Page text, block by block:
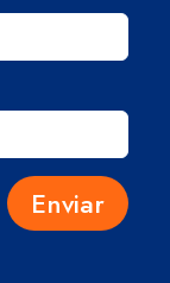
Enviar